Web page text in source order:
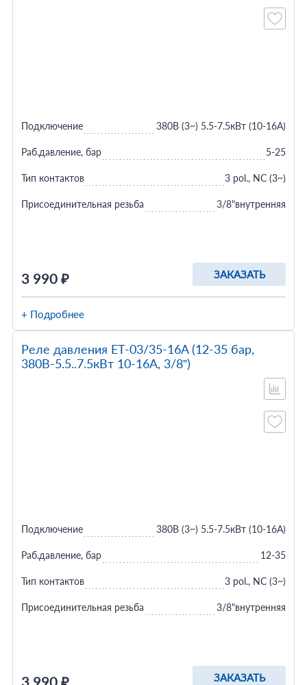
3 990 ₽ ЗАКАЗАТЬ
Подключение 380В (3~) 5.5-7.5кВт (10-16A)
Раб.давление, бар 5-25
Тип контактов 3 pol., NC (3~)
Присоединительная резьба 3/8"внутренняя
+ Подробнее
Реле давления ET-03/35-16A (12-35 бар,
380В-5.5..7.5кВт 10-16A, 3/8”)
3 990 ₽ ЗАКАЗАТЬ
Подключение 380В (3~) 5.5-7.5кВт (10-16A)
Раб.давление, бар 12-35
Тип контактов 3 pol., NC (3~)
Присоединительная резьба 3/8"внутренняя